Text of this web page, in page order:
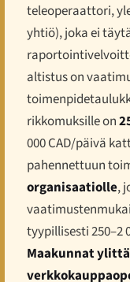
teleoperaattori,
yhtiö), joka ei
altistus on
rikkomuksille on
000 CAD/päivä
pahennettuun
organisaatiolle,
tyypillisesti 250–2
Maakunnat